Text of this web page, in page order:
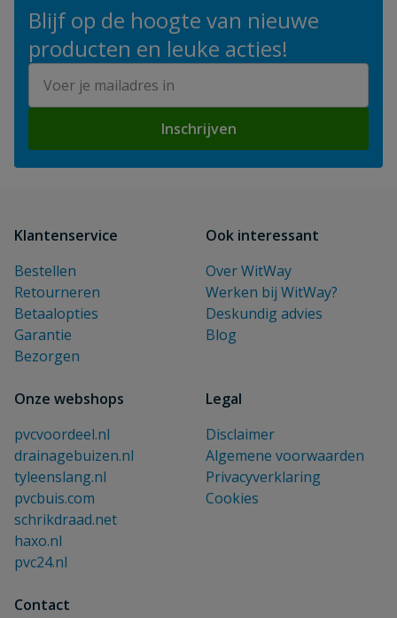
Blijf op de hoogte van nieuwe
producten en leuke acties!
Inschrijven
Klantenservice
Bestellen
Retourneren
Betaalopties
Garantie
Bezorgen
Ook interessant
Over WitWay
Werken bij WitWay?
Deskundig advies
Blog
Onze webshops
pvcvoordeel.nl
drainagebuizen.nl
tyleenslang.nl
pvcbuis.com
schrikdraad.net
haxo.nl
pvc24.nl
Legal
Disclaimer
Algemene voorwaarden
Privacyverklaring
Cookies
Contact